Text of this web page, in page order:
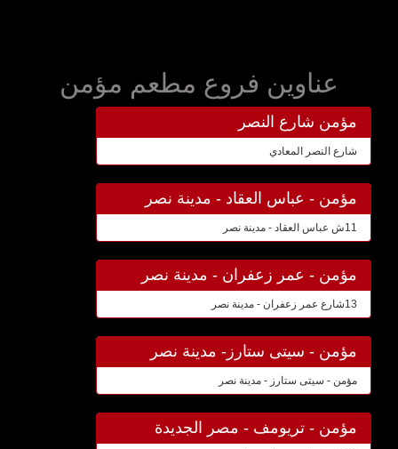
عناوين فروع مطعم مؤمن
مؤمن شارع النصر
شارع النصر المعادي
مؤمن - عباس العقاد - مدينة نصر
11ش عباس العقاد - مدينة نصر
مؤمن - عمر زعفران - مدينة نصر
13شارع عمر زعفران - مدينة نصر
مؤمن - سيتى ستارز- مدينة نصر
مؤمن - سيتى ستارز - مدينة نصر
مؤمن - تريومف - مصر الجديدة